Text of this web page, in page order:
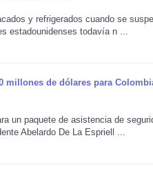
y refrigerados cuando se
estadounidenses todavía n ...
millones de dólares para
un paquete de asistencia de
Abelardo De La Espriell ...